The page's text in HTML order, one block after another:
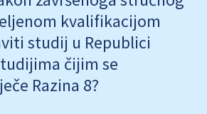
kvalifikacijom
studij u Republici
čijim se
Razina 8?